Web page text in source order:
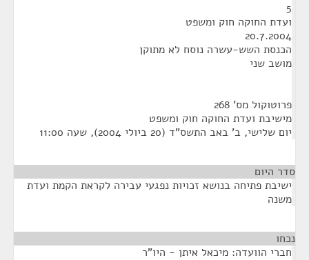
5
ועדת החוקה חוק ומשפט
20.7.2004
הכנסת השש-עשרה נוסח לא מתוקן
מושב שני
פרוטוקול מס' 268
מישיבת ועדת החוקה חוק ומשפט
יום שלישי, ב' באב התשס"ד (20 ביולי 2004), שעה 11:00
סדר היום
ישיבת פתיחה בנושא זכויות נפגעי עבירה לקראת הקמת ועדת
משנה
נכחו
חברי הוועדה: מיכאל איתן - היו"ר